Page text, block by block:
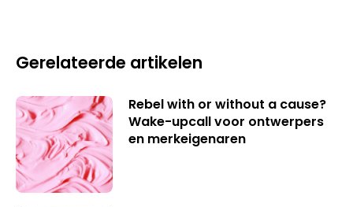
Gerelateerde artikelen
Rebel with or without a cause?
Wake-upcall voor ontwerpers
en merkeigenaren